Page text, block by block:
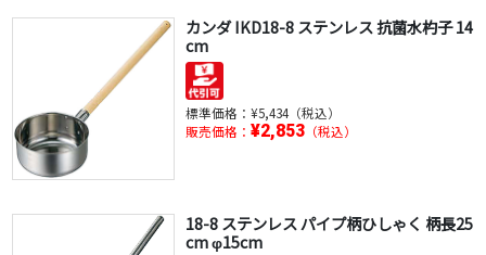
カンダ IKD18-8 ステンレス 抗菌水杓子 14
cm
標準価格： ¥5,434（税込）
販売価格： ¥2,853（税込）
18-8 ステンレス パイプ柄ひしゃく 柄長25
cm φ15cm